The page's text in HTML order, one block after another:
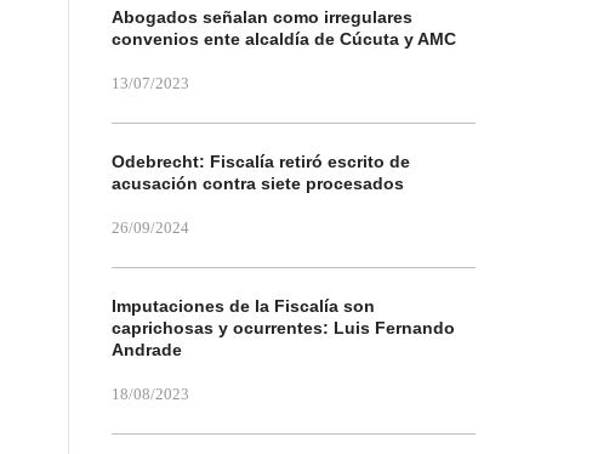
Abogados señalan como irregulares
convenios ente alcaldía de Cúcuta y AMC
13/07/2023
Odebrecht: Fiscalía retiró escrito de
acusación contra siete procesados
26/09/2024
Imputaciones de la Fiscalía son
caprichosas y ocurrentes: Luis Fernando
Andrade
18/08/2023